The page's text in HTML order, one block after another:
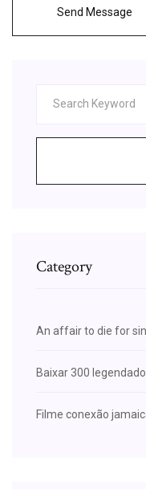
Send Message
Category
An affair to die for
Baixar 300 legendado
Filme conexão